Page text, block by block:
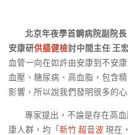
北京年夜學首鋼病院副院
安康研供膳健檢討中間主任 王
血管一向在如許由安康到不安
血壓、糖尿病、高血脂，包含
影響，所以說我們發明很多的
專家提出，不論是存在高
康人群，均「 新竹 超音波 現在